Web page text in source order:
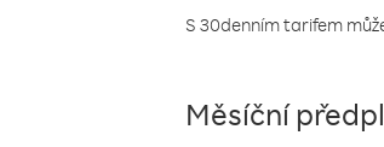
S 30denním tarifem
Měsíční